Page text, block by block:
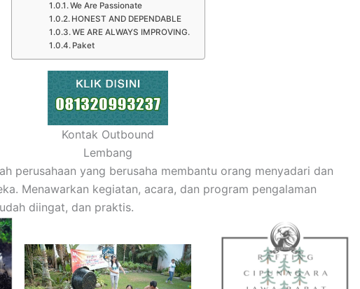
We Are Passionate
HONEST AND DEPENDABLE
WE ARE ALWAYS IMPROVING.
Paket
Kontak Outbound
Lembang
perusahaan yang berusaha membantu orang menyadari dan
Menawarkan kegiatan, acara, dan program pengalaman
diingat, dan praktis.